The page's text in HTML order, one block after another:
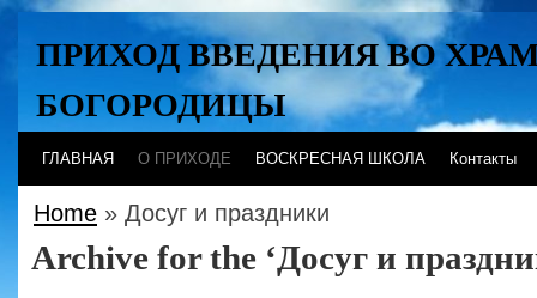
ПРИХОД ВВЕДЕНИЯ ВО
БОГОРОДИЦЫ
Хабаровск
ГЛАВНАЯ О ПРИХОДЕ ВОСКРЕСНАЯ ШКОЛА Контакты
Home » Досуг и праздники
Archive for the ‘Досуг и